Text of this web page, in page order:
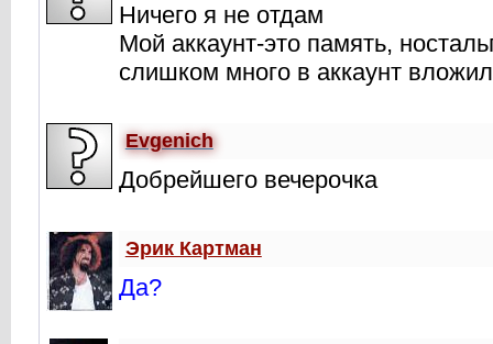
Ничего я не отдам
Мой аккаунт-это память,
слишком много в аккаунт
Evgenich
Добрейшего вечерочка
Эрик Картман
Да?